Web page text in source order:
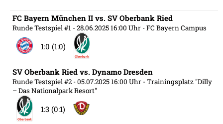
FC Bayern München II vs. SV Oberbank Ried
Runde Testspiel #1 - 28.06.2025 16:00 Uhr - FC Bayern Campus
1:0 (1:0)
SV Oberbank Ried vs. Dynamo Dresden
Runde Testspiel #2 - 05.07.2025 16:00 Uhr - Trainingsplatz "Dilly
– Das Nationalpark Resort"
1:3 (0:1)